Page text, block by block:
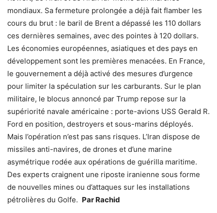
mondiaux. Sa fermeture prolongée a déjà fait flamber les
cours du brut : le baril de Brent a dépassé les 110 dollars
ces dernières semaines, avec des pointes à 120 dollars.
Les économies européennes, asiatiques et des pays en
développement sont les premières menacées. En France,
le gouvernement a déjà activé des mesures d’urgence
pour limiter la spéculation sur les carburants. Sur le plan
militaire, le blocus annoncé par Trump repose sur la
supériorité navale américaine : porte-avions USS Gerald R.
Ford en position, destroyers et sous-marins déployés.
Mais l’opération n’est pas sans risques. L’Iran dispose de
missiles anti-navires, de drones et d’une marine
asymétrique rodée aux opérations de guérilla maritime.
Des experts craignent une riposte iranienne sous forme
de nouvelles mines ou d’attaques sur les installations
pétrolières du Golfe. Par Rachid